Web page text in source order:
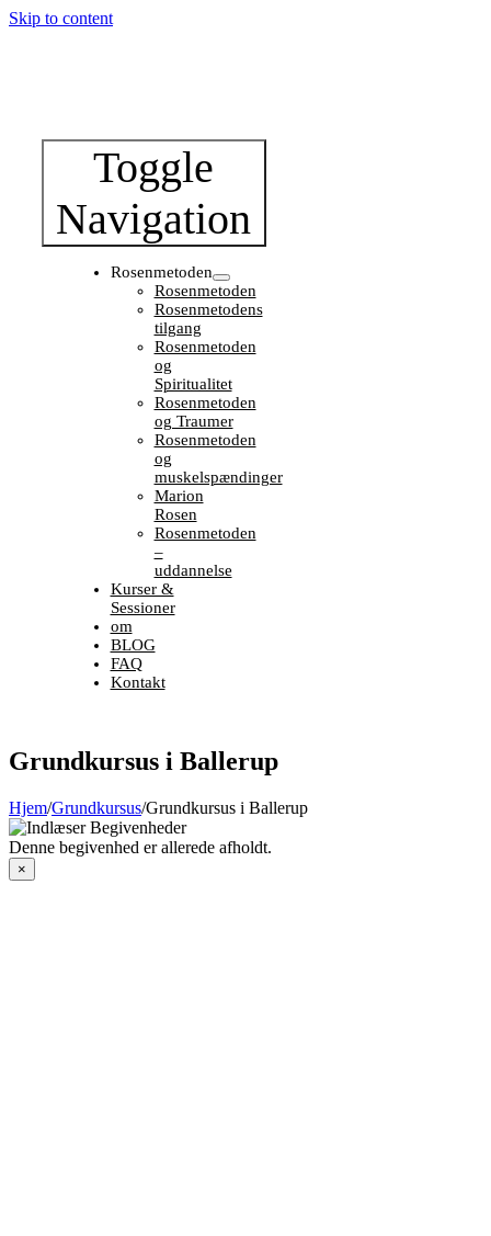
Skip to content
Toggle
Navigation
Rosenmetoden
Rosenmetoden
Rosenmetodens
tilgang
Rosenmetoden
og
Spiritualitet
Rosenmetoden
og Traumer
Rosenmetoden
og
muskelspændinger
Marion
Rosen
Rosenmetoden
–
uddannelse
Kurser &
Sessioner
om
BLOG
FAQ
Kontakt
Grundkursus i Ballerup
Hjem/Grundkursus/Grundkursus i Ballerup
Denne begivenhed er allerede afholdt.
×